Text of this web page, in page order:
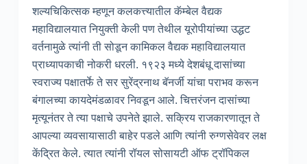
शल्यचिकित्सक म्हणून कलकत्त्यातील कॅम्बेल वैद्यक
महाविद्यालयात नियुक्ती केली पण तेथील यूरोपीयांच्या उद्धट
वर्तनामुळे त्यांनी ती सोडून कामिकल वैद्यक महाविद्यालयात
प्राध्यापकाची नोकरी धरली. १९२३ मध्ये देशबंधू दासांच्या
स्वराज्य पक्षातर्फे ते सर सुरेंद्रनाथ बॅनर्जी यांचा पराभव करून
बंगालच्या कायदेमंडळावर निवडून आले. चित्तरंजन दासांच्या
मृत्यूनंतर ते त्या पक्षाचे उपनेते झाले. सक्रिय राजकारणातून ते
आपल्या व्यवसायासाठी बाहेर पडले आणि त्यांनी रुग्णसेवेवर लक्ष
केंद्रित केले. त्यात त्यांनी रॉयल सोसायटी ऑफ ट्रॉपिकल